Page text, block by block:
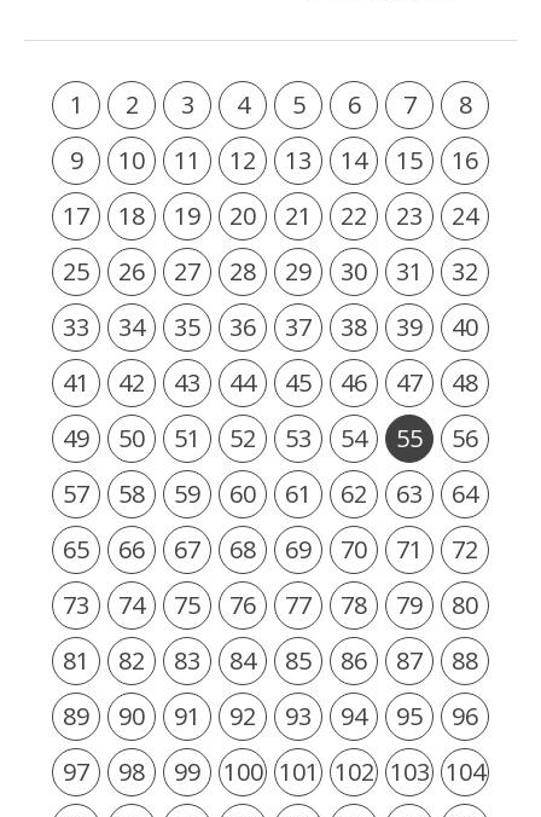
1 2 3 4 5 6 7
8
9
10 11 12 13 14 15
16
17
18 19 20 21 22 23
24
25
26 27 28 29 30 31
32
33
34 35 36 37 38 39
40
41
42 43 44 45 46 47
48
49
50 51 52 53 54 55
56
57
58 59 60 61 62 63
64
65
66 67 68 69 70 71
72
73
74 75 76 77 78 79
80
81
82 83 84 85 86 87
88
89
90 91 92 93 94 95
96
97
98 99 100 101 102 103 104